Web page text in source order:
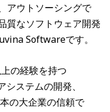
アウトソーシングで
質なソフトウェア開発
Softwareです。
の経験を持つ
ステムの開発、
の大企業の信頼で